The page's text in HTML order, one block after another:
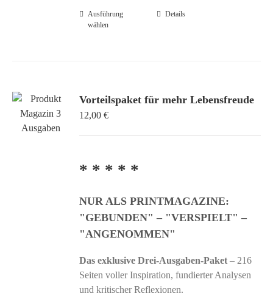
Ausführung
wählen
Dieses
Die
werden
Details
Vorteilspaket für mehr Lebensfreude
12,00€
* * * * *
NUR ALS PRINTMAGAZINE:
"GEBUNDEN" – "VERSPIELT" –
"ANGENOMMEN"
Das exklusive Drei-Ausgaben-Paket – 216
Seiten voller Inspiration, fundierter Analysen
und kritischer Reflexionen.